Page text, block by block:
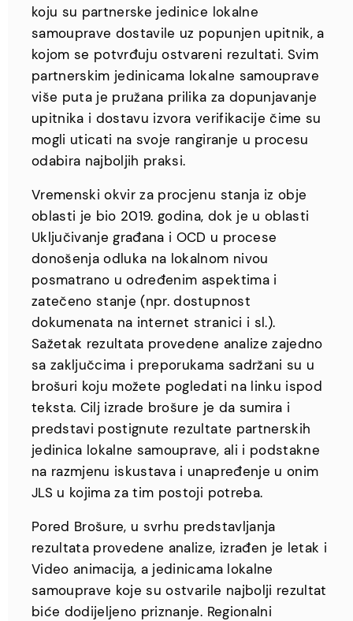
koju su partnerske jedinice lokalne
samouprave dostavile uz popunjen upitnik, a
kojom se potvrđuju ostvareni rezultati. Svim
partnerskim jedinicama lokalne samouprave
više puta je pružana prilika za dopunjavanje
upitnika i dostavu izvora verifikacije čime su
mogli uticati na svoje rangiranje u procesu
odabira najboljih praksi.
Vremenski okvir za procjenu stanja iz obje
oblasti je bio 2019. godina, dok je u oblasti
Uključivanje građana i OCD u procese
donošenja odluka na lokalnom nivou
posmatrano u određenim aspektima i
zatečeno stanje (npr. dostupnost
dokumenata na internet stranici i sl.).
Sažetak rezultata provedene analize zajedno
sa zaključcima i preporukama sadržani su u
brošuri koju možete pogledati na linku ispod
teksta. Cilj izrade brošure je da sumira i
predstavi postignute rezultate partnerskih
jedinica lokalne samouprave, ali i podstakne
na razmjenu iskustava i unapređenje u onim
JLS u kojima za tim postoji potreba.
Pored Brošure, u svrhu predstavljanja
rezultata provedene analize, izrađen je letak i
Video animacija, a jedinicama lokalne
samouprave koje su ostvarile najbolji rezultat
biće dodijeljeno priznanje. Regionalni